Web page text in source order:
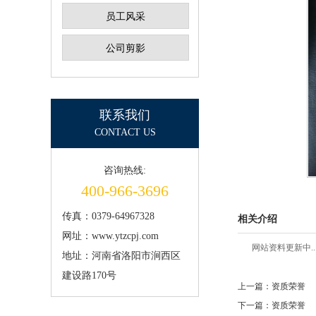
员工风采
公司剪影
联系我们
CONTACT US
咨询热线:
400-966-3696
传真：0379-64967328
网址：www.ytzcpj.com
地址：河南省洛阳市涧西区
建设路170号
相关介绍
网站资料更新中
上一篇：资质荣誉
下一篇：资质荣誉